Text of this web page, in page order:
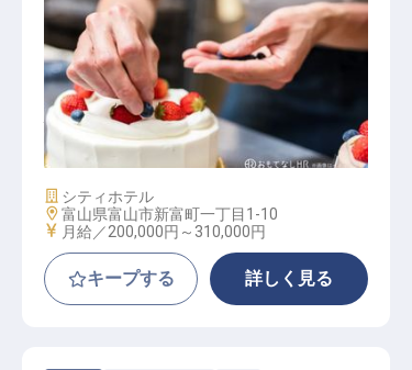
パティシエ（ペストリー部門）
施設業態
シティホテル
勤務地
富山県富山市新富町一丁目1-10
給与
月給／200,000円～ 310,000円
キープする 詳しく見る